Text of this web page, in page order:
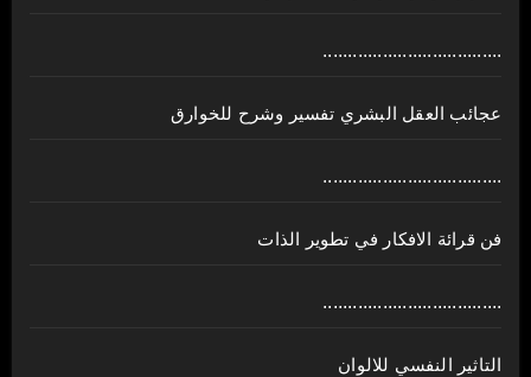
....................................
عجائب العقل البشري تفسير وشرح للخوارق
....................................
فن قرائة الافكار في تطوير الذات
....................................
التاثير النفسي للالوان